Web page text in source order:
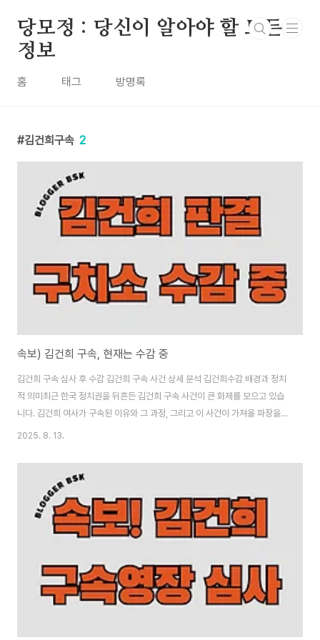
당모정 : 당신이 알아야 할 모든
정보
홈 태그 방명록
김건희구속 2
속보) 김건희 구속, 현재는 수감 중
김건희 구속 심사 후 수감 김건희 구속 사건 상세 분석 김건희수감 배경과 정치
적 의미최근 한국 정치권을 뒤흔든 김건희 구속 사건이 큰 화제를 모으고 있습
니다. 김건희 여사가 구속된 이유와 그 과정, 그리고 이 사건이 가져올 파장을
깊이 있게 살펴보겠습니다. 김건희수감 소식이 전해진 후 사회적 반향이 크며,
뉴스를 바탕으로 사실을 중심으로 분석하겠습니다. 김건희 관련 의혹이 어떻게
드러났는지, 법적 절차는 어땠는지 하나씩 풀어보겠습니다.김건희 구속 사건
개요 김건희수감 결정 과정김건희 여사는 윤석열 대통령의 부인으로, 오랜 기
간 여러 의혹에 휘말려왔습니다. 이번 김건희구속 사건의 핵심은 고가의 목걸
이 수수 의혹입니다. 법원이 김..
2025. 8. 13.